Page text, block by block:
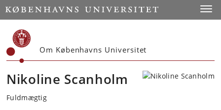
Start
Om Københavns Universitet
Nikoline Scanholm
Fuldmægtig